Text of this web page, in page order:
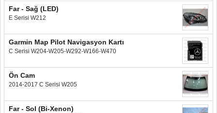
Far - Sağ (LED)
E Serisi W212
Garmin Map Pilot Navigasyon Kartı
C Serisi W204-W205-W292-W166-W470
Ön Cam
2014-2017 C Serisi W205
Far - Sol (Bi-Xenon)